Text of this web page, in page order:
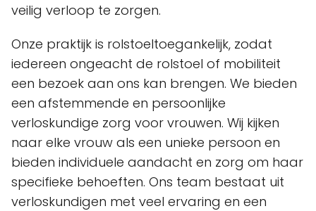
veilig verloop te zorgen.
Onze praktijk is rolstoeltoegankelijk, zodat
iedereen ongeacht de rolstoel of mobiliteit
een bezoek aan ons kan brengen. We bieden
een afstemmende en persoonlijke
verloskundige zorg voor vrouwen. Wij kijken
naar elke vrouw als een unieke persoon en
bieden individuele aandacht en zorg om haar
specifieke behoeften. Ons team bestaat uit
verloskundigen met veel ervaring en een